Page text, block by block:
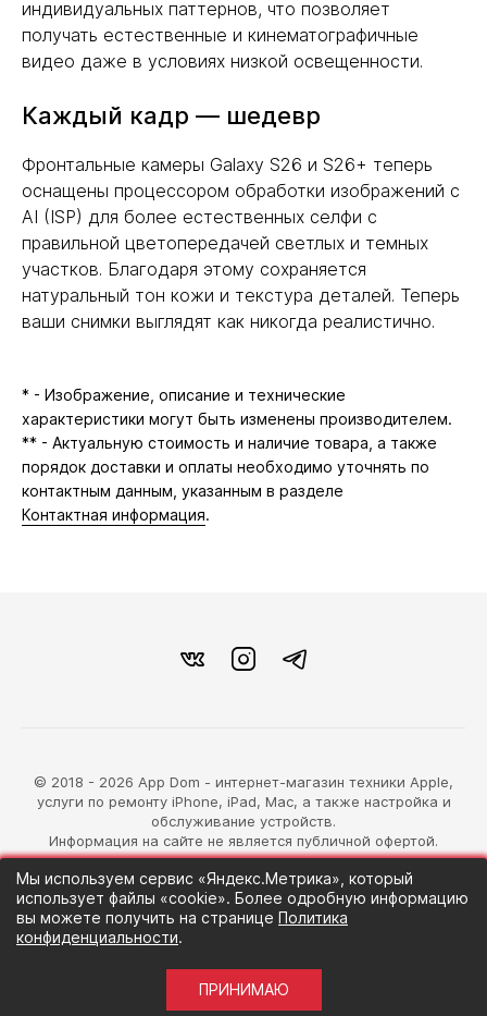
индивидуальных паттернов, что позволяет
получать естественные и кинематографичные
видео даже в условиях низкой освещенности.
Каждый кадр — шедевр
Фронтальные камеры Galaxy S26 и S26+ теперь
оснащены процессором обработки изображений с
AI (ISP) для более естественных селфи с
правильной цветопередачей светлых и темных
участков. Благодаря этому сохраняется
натуральный тон кожи и текстура деталей. Теперь
ваши снимки выглядят как никогда реалистично.
* - Изображение, описание и технические
характеристики могут быть изменены производителем.
** - Актуальную стоимость и наличие товара, а также
порядок доставки и оплаты необходимо уточнять по
контактным данным, указанным в разделе
Контактная информация.
© 2018 - 2026 App Dom - интернет-магазин техники Apple,
услуги по ремонту iPhone, iPad, Mac, а также настройка и
обслуживание устройств.
Информация на сайте не является публичной офертой.
разработка магазина
Синий Лев
Мы используем сервис «Яндекс.Метрика», который
использует файлы «cookie». Более одробную информацию
вы можете получить на странице Политика
конфиденциальности.
ПРИНИМАЮ